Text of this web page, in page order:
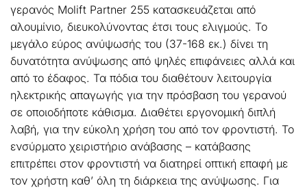
γερανός Molift Partner 255 κατασκευάζεται από
αλουμίνιο, διευκολύνοντας έτσι τους ελιγμούς. Το
μεγάλο εύρος ανύψωσής του (37-168 εκ.) δίνει τη
δυνατότητα ανύψωσης από ψηλές επιφάνειες αλλά και
από το έδαφος. Τα πόδια του διαθέτουν λειτουργία
ηλεκτρικής απαγωγής για την πρόσβαση του γερανού
σε οποιοδήποτε κάθισμα. Διαθέτει εργονομική διπλή
λαβή, για την εύκολη χρήση του από τον φροντιστή. Το
ενσύρματο χειριστήριο ανάβασης – κατάβασης
επιτρέπει στον φροντιστή να διατηρεί οπτική επαφή με
τον χρήστη καθ’ όλη τη διάρκεια της ανύψωσης. Για